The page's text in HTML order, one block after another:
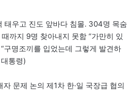
태우고 진도 앞바다 침몰. 304명 목숨
까지 9명 찾아내지 못함 “가만히 있
구명조끼를 입었는데 그렇게 발견하
통령)
문제 논의 제1차 한·일 국장급 협의